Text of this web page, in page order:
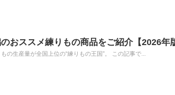
おススメ練りもの商品をご紹介【2026年
の生産量が全国上位の“練りもの王国”。 この記事で...